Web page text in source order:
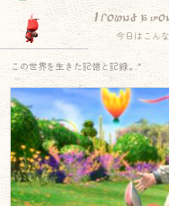
I found a
今日はこん
この世界を生きた記憶と記録.｡.:*